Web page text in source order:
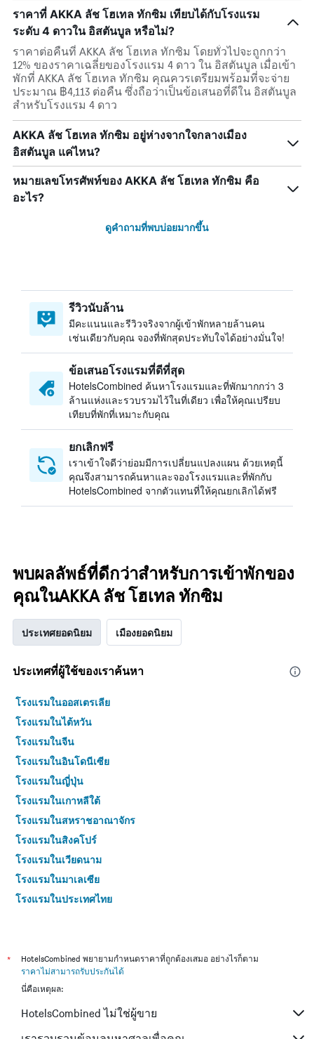
ราคาที่ AKKA ลัช โฮเทล ทักซิม เทียบได้กับโรงแรม
ระดับ 4 ดาวใน อิสตันบูล หรือไม่?
ราคาต่อคืนที่ AKKA ลัช โฮเทล ทักซิม โดยทั่วไปจะถูกกว่า
12% ของราคาเฉลี่ยของโรงแรม 4 ดาว ใน อิสตันบูล เมื่อเข้า
พักที่ AKKA ลัช โฮเทล ทักซิม คุณควรเตรียมพร้อมที่จะจ่าย
ประมาณ ฿4,113 ต่อคืน ซึ่งถือว่าเป็นข้อเสนอที่ดีใน อิสตันบูล
สำหรับโรงแรม 4 ดาว
AKKA ลัช โฮเทล ทักซิม อยู่ห่างจากใจกลางเมือง
อิสตันบูล แค่ไหน?
หมายเลขโทรศัพท์ของ AKKA ลัช โฮเทล ทักซิม คือ
อะไร?
ดูคำถามที่พบบ่อยมากขึ้น
รีวิวนับล้าน
มีคะแนนและรีวิวจริงจากผู้เข้าพักหลายล้านคน
เช่นเดียวกับคุณ จองที่พักสุดประทับใจได้อย่างมั่นใจ!
ข้อเสนอโรงแรมที่ดีที่สุด
HotelsCombined ค้นหาโรงแรมและที่พักมากกว่า 3
ล้านแห่งและรวบรวมไว้ในที่เดียว เพื่อให้คุณเปรียบ
เทียบที่พักที่เหมาะกับคุณ
ยกเลิกฟรี
เราเข้าใจดีว่าย่อมมีการเปลี่ยนแปลงแผน ด้วยเหตุนี้
คุณจึงสามารถค้นหาและจองโรงแรมและที่พักกับ
HotelsCombined จากตัวแทนที่ให้คุณยกเลิกได้ฟรี
พบผลลัพธ์ที่ดีกว่าสำหรับการเข้าพักของ
คุณในAKKA ลัช โฮเทล ทักซิม
ประเทศยอดนิยม เมืองยอดนิยม
ประเทศที่ผู้ใช้ของเราค้นหา
โรงแรมในออสเตรเลีย
โรงแรมในไต้หวัน
โรงแรมในจีน
โรงแรมในอินโดนีเซีย
โรงแรมในญี่ปุ่น
โรงแรมในเกาหลีใต้
โรงแรมในสหราชอาณาจักร
โรงแรมในสิงคโปร์
โรงแรมในเวียดนาม
โรงแรมในมาเลเซีย
โรงแรมในประเทศไทย
*
HotelsCombined พยายามกำหนดราคาที่ถูกต้องเสมอ อย่างไรก็ตาม
ราคาไม่สามารถรับประกันได้
นี่คือเหตุผล:
HotelsCombined ไม่ใช่ผู้ขาย